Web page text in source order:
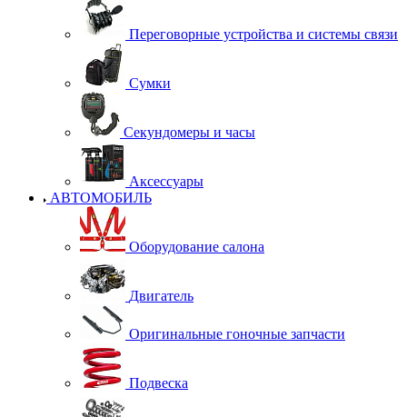
Переговорные устройства и системы связи
Сумки
Секундомеры и часы
Аксессуары
АВТОМОБИЛЬ
Оборудование салона
Двигатель
Оригинальные гоночные запчасти
Подвеска